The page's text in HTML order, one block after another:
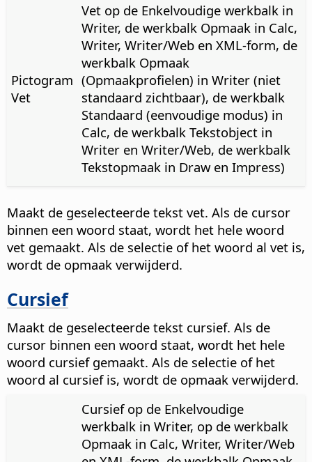
Pictogram
Vet
Vet op de Enkelvoudige werkbalk in
Writer, de werkbalk Opmaak in Calc,
Writer, Writer/Web en XML-form, de
werkbalk Opmaak
(Opmaakprofielen) in Writer (niet
standaard zichtbaar), de werkbalk
Standaard (eenvoudige modus) in
Calc, de werkbalk Tekstobject in
Writer en Writer/Web, de werkbalk
Tekstopmaak in Draw en Impress)
Maakt de geselecteerde tekst vet. Als de cursor
binnen een woord staat, wordt het hele woord
vet gemaakt. Als de selectie of het woord al vet is,
wordt de opmaak verwijderd.
Cursief
Maakt de geselecteerde tekst cursief. Als de
cursor binnen een woord staat, wordt het hele
woord cursief gemaakt. Als de selectie of het
woord al cursief is, wordt de opmaak verwijderd.
Cursief op de Enkelvoudige
werkbalk in Writer, op de werkbalk
Opmaak in Calc, Writer, Writer/Web